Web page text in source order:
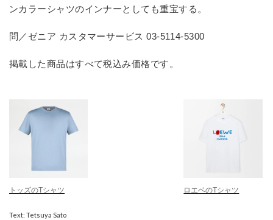
ンカラーシャツのインナーとしても重宝する。
問／ゼニア カスタマーサービス 03-5114-5300
掲載した商品はすべて税込み価格です。
トッズのTシャツ ロエベのTシャツ
Text: Tetsuya Sato